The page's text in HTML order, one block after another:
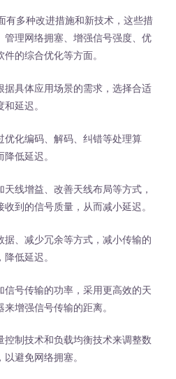
多种改进措施和新技术，这些措
理网络拥塞、增强信号强度、优
的综合优化等方面。
据具体应用场景的需求，选择合适
延迟。
优化编码、解码、纠错等处理算
低延迟。
天线增益、改善天线布局等方式，
到的信号质量，从而减小延迟。
据、减少冗余等方式，减小传输的
低延迟。
信号传输的功率，采用更高效的天
增强信号传输的距离。
控制技术和负载均衡技术来调整数
避免网络拥塞。